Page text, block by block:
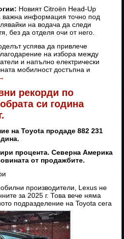
Новият Citroën Head-Up
важна информация точно под
на водача да следи
без да отделя очи от него.
успява да привлече
на избора между
и напълно електрически
мобилност достъпна и
рекорди по
си година
на Toyota продаде 882 231
процента. Северна Америка
от продажбите.
производители, Lexus не
за 2025 г. Това вече няма
подразделение на Toyota сега